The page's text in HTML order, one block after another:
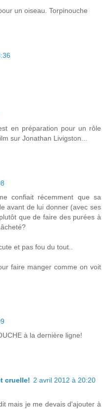
un oiseau. Torpinouche
en préparation pour un rôle
sur Jonathan Livigston...
confiait récemment que sa
avant de lui donner (avec ses
que de faire des purées à
et pas fou du tout..
faire manger comme on voit
à la dernière ligne!
cruelle! 2 avril 2012 à 20:20
mais je me devais d'ajouter à